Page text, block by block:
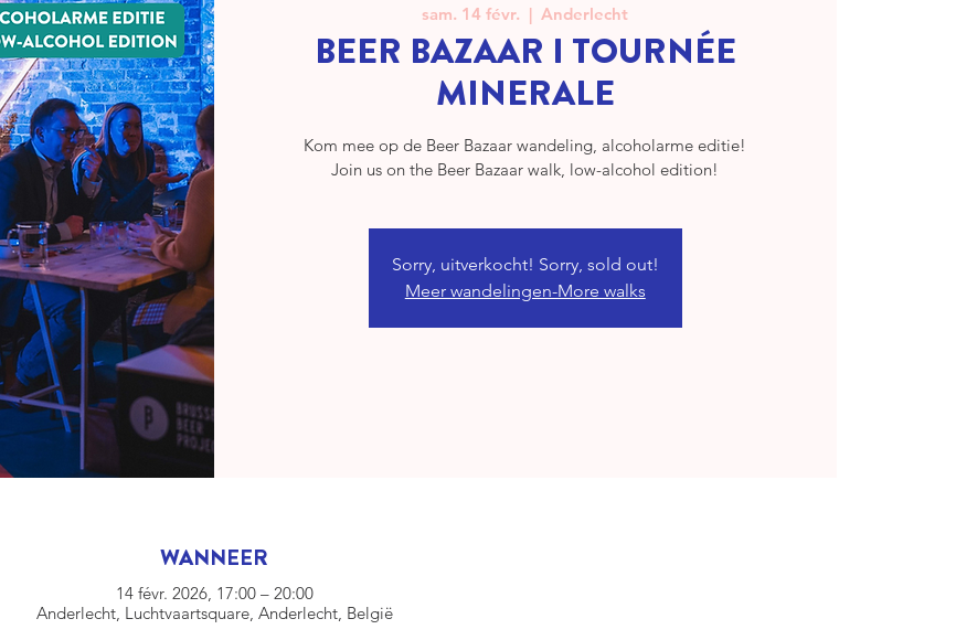
sam. 14 févr.
  |
Anderlecht
BEER BAZAAR I TOURNÉE
MINERALE
Kom mee op de Beer Bazaar wandeling, alcoholarme editie!
Join us on the Beer Bazaar walk, low-alcohol edition!
Sorry, uitverkocht! Sorry, sold out!
Meer wandelingen-More walks
WANNEER
14 févr. 2026, 17:00 – 20:00
Anderlecht, Luchtvaartsquare, Anderlecht, België